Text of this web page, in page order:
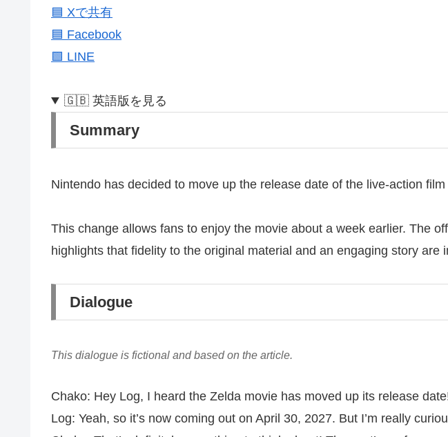
🟦 Xで共有
🟦 Facebook
🟩 LINE
🇬🇧 英語版を見る
Summary
Nintendo has decided to move up the release date of the live-action
This change allows fans to enjoy the movie about a week earlier. The
highlights that fidelity to the original material and an engaging story
Dialogue
This dialogue is fictional and based on the article.
Chako: Hey Log, I heard the Zelda movie has moved up its release
Log: Yeah, so it’s now coming out on April 30, 2027. But I’m really